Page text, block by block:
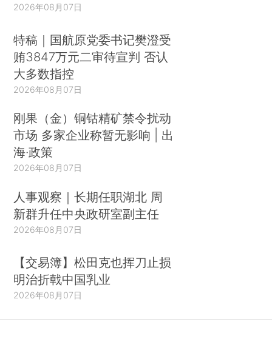
2026年08月07日
特稿｜国航原党委书记樊澄受
贿3847万元二审待宣判 否认
大多数指控
2026年08月07日
刚果（金）铜钴精矿禁令扰动
市场 多家企业称暂无影响 | 出
海·政策
2026年08月07日
人事观察｜长期任职湖北 周
新群升任中央政研室副主任
2026年08月07日
【交易簿】松田克也挥刀止损
明治折戟中国乳业
2026年08月07日